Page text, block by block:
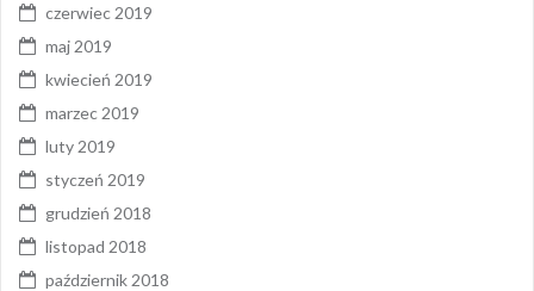
czerwiec 2019
maj 2019
kwiecień 2019
marzec 2019
luty 2019
styczeń 2019
grudzień 2018
listopad 2018
październik 2018